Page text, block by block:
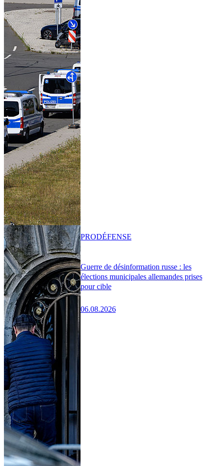
Guerre de désinformation russe : les
élections municipales allemandes prises
pour cible
06.08.2026
PRODÉFENSE